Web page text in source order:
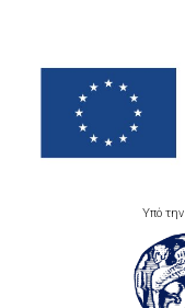
Υπό